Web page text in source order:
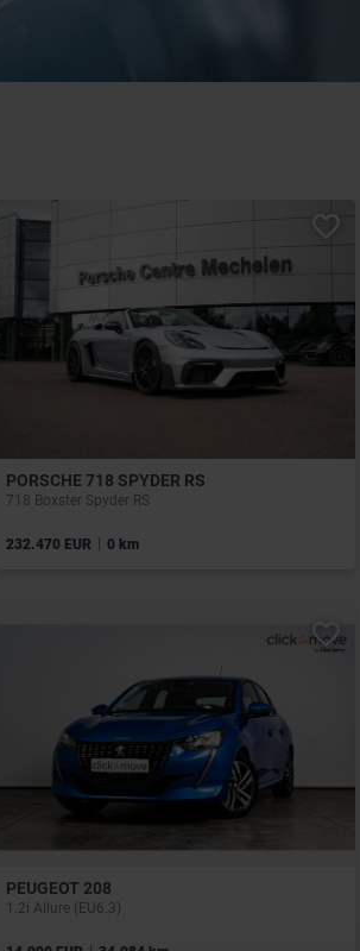
PORSCHE 718 SPYDER RS
718 Boxster Spyder RS
232.470 EUR | 0 km
PEUGEOT 208
1.2i Allure (EU6.3)